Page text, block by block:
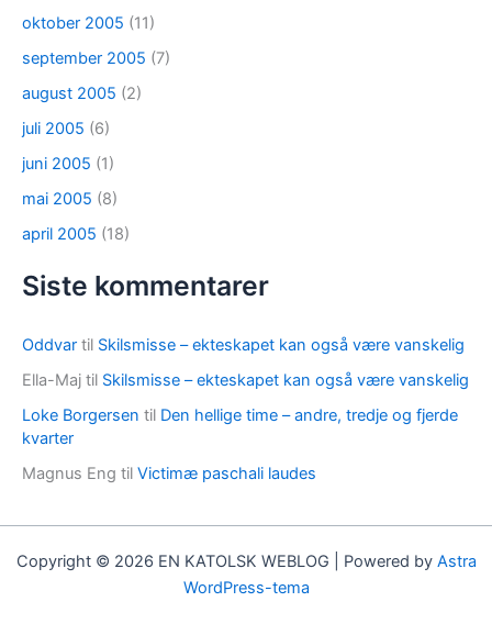
oktober 2005 (11)
september 2005 (7)
august 2005 (2)
juli 2005 (6)
juni 2005 (1)
mai 2005 (8)
april 2005 (18)
Siste kommentarer
Oddvar til Skilsmisse – ekteskapet kan også være vanskelig
Ella-Maj til Skilsmisse – ekteskapet kan også være vanskelig
Loke Borgersen til Den hellige time – andre, tredje og fjerde
kvarter
Magnus Eng til Victimæ paschali laudes
Copyright © 2026 EN KATOLSK WEBLOG | Powered by Astra
WordPress-tema